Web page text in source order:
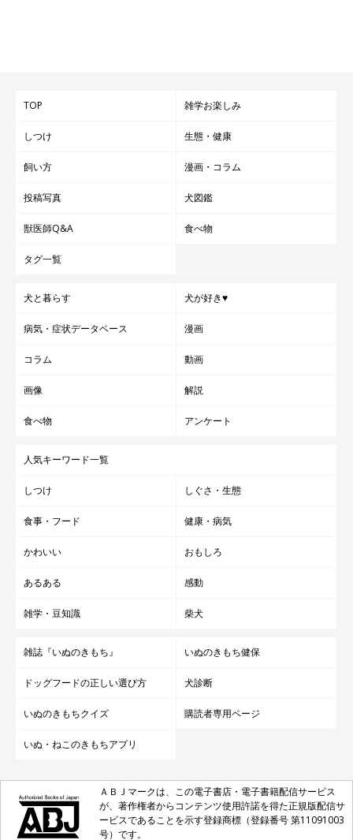
TOP 雑学お楽しみ
しつけ 生態・健康
飼い方 漫画・コラム
投稿写真 犬図鑑
獣医師Q&A 食べ物
タグ一覧
犬と暮らす 犬が好き♥
病気・症状データベース 漫画
コラム 動画
画像 解説
食べ物 アンケート
人気キーワード一覧
しつけ しぐさ・生態
食事・フード 健康・病気
かわいい おもしろ
あるある 感動
雑学・豆知識 柴犬
雑誌『いぬのきもち』 いぬのきもち健保
ドッグフードの正しい選び方 犬診断
いぬのきもちクイズ 購読者専用ページ
いぬ・ねこのきもちアプリ
ＡＢＪマークは、この電子書店・電子書籍配信サービス
が、著作権者からコンテンツ使用許諾を得た正規版配信サ
ービスであることを示す登録商標（登録番号 第11091003
号）です。